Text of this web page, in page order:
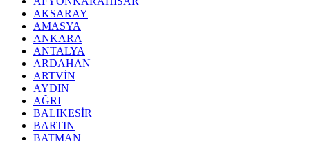
AKSARAY
AMASYA
ANKARA
ANTALYA
ARDAHAN
ARTVİN
AYDIN
AĞRI
BALIKESİR
BARTIN
BATMAN